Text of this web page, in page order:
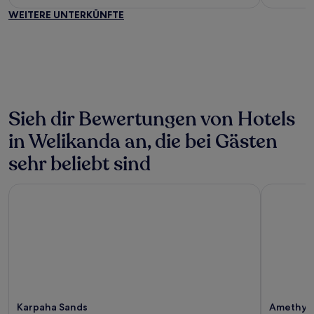
WEITERE UNTERKÜNFTE
Sieh dir Bewertungen von Hotels
in Welikanda an, die bei Gästen
sehr beliebt sind
Karpaha Sands